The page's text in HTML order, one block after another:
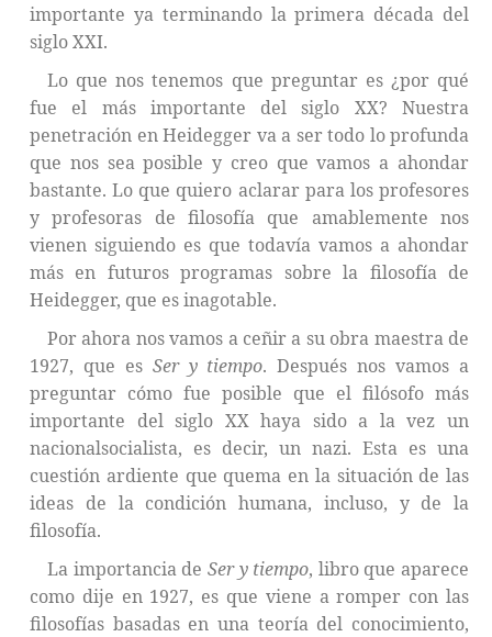
importante ya terminando la primera década del
siglo XXI.
Lo que nos tenemos que preguntar es ¿por qué
fue el más importante del siglo XX? Nuestra
penetración en Heidegger va a ser todo lo profunda
que nos sea posible y creo que vamos a ahondar
bastante. Lo que quiero aclarar para los profesores
y profesoras de filosofía que amablemente nos
vienen siguiendo es que todavía vamos a ahondar
más en futuros programas sobre la filosofía de
Heidegger, que es inagotable.
Por ahora nos vamos a ceñir a su obra maestra de
1927, que es Ser y tiempo. Después nos vamos a
preguntar cómo fue posible que el filósofo más
importante del siglo XX haya sido a la vez un
nacionalsocialista, es decir, un nazi. Esta es una
cuestión ardiente que quema en la situación de las
ideas de la condición humana, incluso, y de la
filosofía.
La importancia de Ser y tiempo, libro que aparece
como dije en 1927, es que viene a romper con las
filosofías basadas en una teoría del conocimiento,